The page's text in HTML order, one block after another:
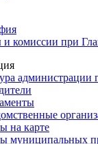
комиссии при
администрации
на карте
муниципальных